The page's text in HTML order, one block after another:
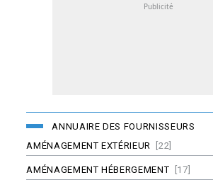
ANNUAIRE DES FOURNISSEURS
AMÉNAGEMENT EXTÉRIEUR
[22]
AMÉNAGEMENT HÉBERGEMENT [17]